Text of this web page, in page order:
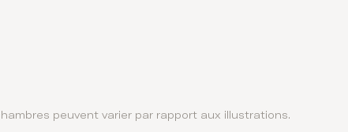
peuvent varier par rapport aux illustrations.